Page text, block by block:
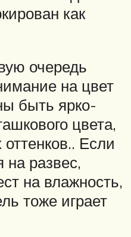
как
очередь
на цвет
быть ярко-
цвета,
Если
на развес,
на влажность,
тоже играет